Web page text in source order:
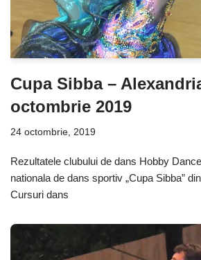
Cupa Sibba –
octombrie 2019
24 octombrie, 2019
Rezultatele clubului de dans Hobby
nationala de dans sportiv „Cupa Sibba”
Cursuri dans